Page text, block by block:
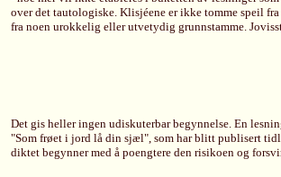
over det tautologiske. Klisjéene er ikke tomme speil
fra noen urokkelig eller utvetydig grunnstamme.
Det gis heller ingen udiskuterbar begynnelse. En
"Som frøet i jord lå din sjæl", som har blitt publisert
diktet begynner med å poengtere den risikoen og